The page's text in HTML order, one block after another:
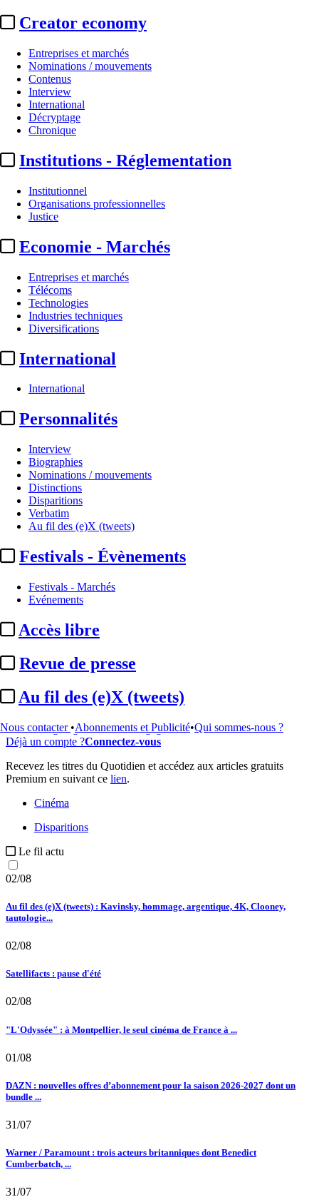
Creator economy
Entreprises et marchés
Nominations / mouvements
Contenus
Interview
International
Décryptage
Chronique
Institutions - Réglementation
Institutionnel
Organisations professionnelles
Justice
Economie - Marchés
Entreprises et marchés
Télécoms
Technologies
Industries techniques
Diversifications
International
International
Personnalités
Interview
Biographies
Nominations / mouvements
Distinctions
Disparitions
Verbatim
Au fil des (e)X (tweets)
Festivals - Évènements
Festivals - Marchés
Evénements
Accès libre
Revue de presse
Au fil des (e)X (tweets)
Nous contacter •Abonnements et Publicité•Qui sommes-nous ?
Disparitions
Nathalie Baye :
l’actrice à l’âge de 77 ans
Actualité n° 347050
Cet article est réservé à nos abonnés
99% reste à lire
Pour accéder à cet article, à l'ensemble du site, découvrez nos
S'abonner à Satellifacts
Accès intégral gratuit - Sans engagement
Déjà un compte ?Connectez-vous
Recevez les titres du Quotidien et accédez aux articles gratuits
Premium en suivant ce lien.
Cinéma
Disparitions
Le fil actu
02/08
Au fil des (e)X (tweets) : Kavinsky, hommage, argentique, 4K, Clooney,
tautologie...
02/08
Satellifacts : pause d'été
02/08
"L'Odyssée" : à Montpellier, le seul cinéma de France à ...
01/08
DAZN : nouvelles offres d’abonnement pour la saison 2026-2027 dont un
bundle ...
31/07
Warner / Paramount : trois acteurs britanniques dont Benedict
Cumberbatch, ...
31/07